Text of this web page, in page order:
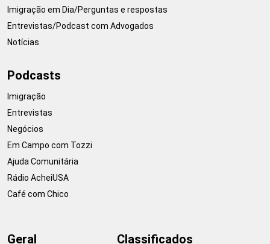
Imigração em Dia/Perguntas e respostas
Entrevistas/Podcast com Advogados
Notícias
Podcasts
Imigração
Entrevistas
Negócios
Em Campo com Tozzi
Ajuda Comunitária
Rádio AcheiUSA
Café com Chico
Geral Classificados